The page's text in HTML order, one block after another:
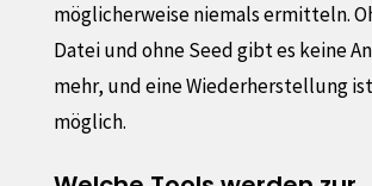
möglicherweise niemals ermitteln.
Datei und ohne Seed gibt es keine
mehr, und eine Wiederherstellung
möglich.